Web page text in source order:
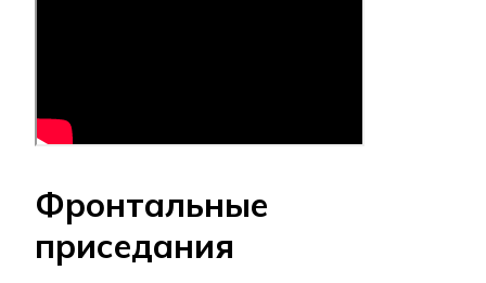
Фронтальные
приседания